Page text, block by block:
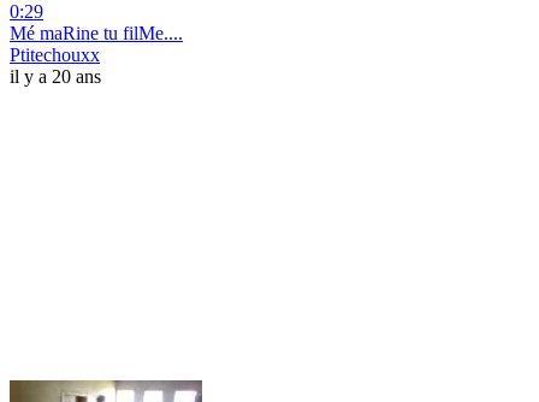
0:29
Mé maRine tu filMe....
Ptitechouxx
il y a 20 ans